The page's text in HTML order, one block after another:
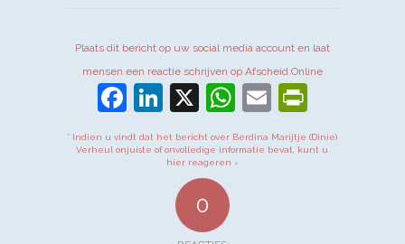
Plaats dit bericht op uw social media account en laat
mensen een reactie schrijven op Afscheid.Online
Facebook
LinkedIn
X WhatsApp
Email
* Indien u vindt dat het bericht over Berdina Marijtje (Dinie)
Verheul onjuiste of onvolledige informatie bevat, kunt u
hier reageren ›
0